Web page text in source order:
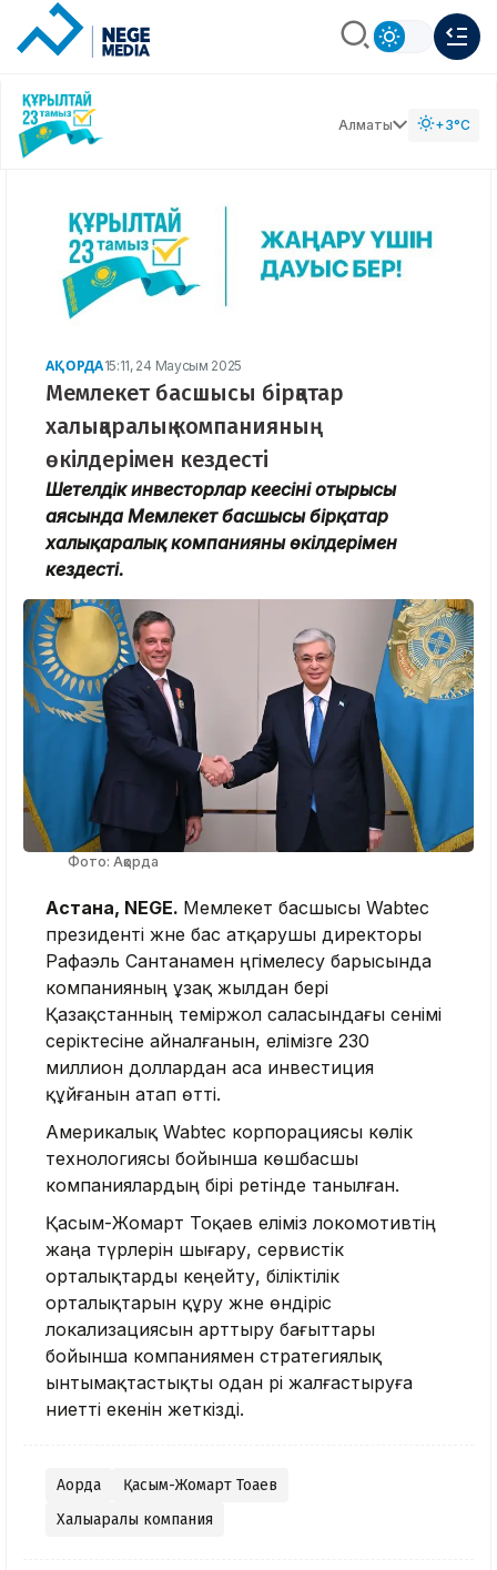
Алматы +3°C
АҚОРДА15:11, 24 Маусым 2025
Мемлекет басшысы бірқатар
халықаралық компанияның
өкілдерімен кездесті
Шетелдік инвесторлар кеңесінің отырысы
аясында Мемлекет басшысы бірқатар
халықаралық компанияның өкілдерімен
кездесті.
Фото: Ақорда
Астана, NEGE. Мемлекет басшысы Wabtec
президенті және бас атқарушы директоры
Рафаэль Сантанамен әңгімелесу барысында
компанияның ұзақ жылдан бері
Қазақстанның теміржол саласындағы сенімі
серіктесіне айналғанын, елімізге 230
миллион доллардан аса инвестиция
құйғанын атап өтті.
Америкалық Wabtec корпорациясы көлік
технологиясы бойынша көшбасшы
компаниялардың бірі ретінде танылған.
Қасым-Жомарт Тоқаев еліміз локомотивтің
жаңа түрлерін шығару, сервистік
орталықтарды кеңейту, біліктілік
орталықтарын құру және өндіріс
локализациясын арттыру бағыттары
бойынша компаниямен стратегиялық
ынтымақтастықты одан әрі жалғастыруға
ниетті екенін жеткізді.
Ақорда
Қасым-Жомарт Тоқаев
Халықаралық компания